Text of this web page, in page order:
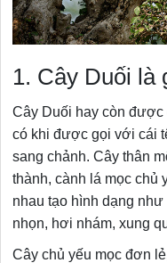
1. Cây Duối là
Cây Duối hay còn
có khi được gọi với cái
sang chảnh. Cây thân
thành, cành lá mọc chủ
nhau tạo hình dạng
nhọn, hơi nhám, xung
Cây chủ yếu mọc đơn